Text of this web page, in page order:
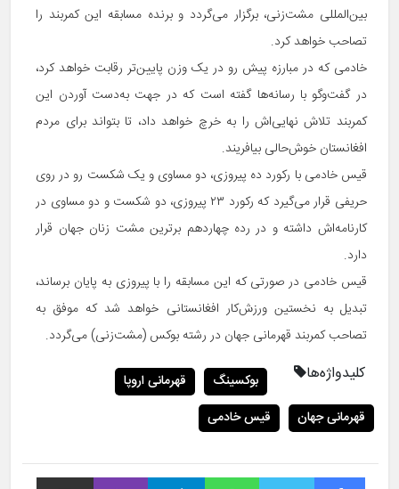
بین‌المللی مشت‌زنی، برگزار می‌گردد و برنده مسابقه این کمربند را
تصاحب خواهد کرد.
خادمی که در مبارزه پیش رو در یک وزن پایین‌تر رقابت خواهد کرد،
در گفت‌وگو با رسانه‌ها گفته است که در جهت به‌دست آوردن این
کمربند تلاش نهایی‌اش را به خرچ خواهد داد، تا بتواند برای مردم
افغانستان خوش‌حالی بیافریند.
قیس خادمی با رکورد ده پیروزی، دو مساوی و یک شکست رو در روی
حریفی قرار می‌گیرد که رکورد ۲۳ پیروزی، دو شکست و دو مساوی در
کارنامه‌اش داشته و در رده چهاردهم برترین مشت زنان جهان قرار
دارد.
قیس خادمی در صورتی که این مسابقه را با پیروزی به پایان برساند،
تبدیل به نخستین ورزش‌کار افغانستانی خواهد شد که موفق به
تصاحب کمربند قهرمانی جهان در رشته بوکس (مشت‌زنی) می‌گردد.
کلیدواژه‌ها بوکسینگ
قهرمانی اروپا
قهرمانی جهان
قیس خادمی
فیس بوک توییتر واتس آپ تلگرام وایبر اشتراک با ایمیل